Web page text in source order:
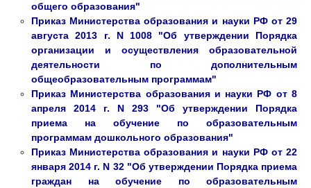
общего образования"
Приказ Министерства образования и науки РФ от 29
августа 2013 г. N 1008 "Об утверждении Порядка
организации и осуществления образовательной
деятельности по дополнительным
общеобразовательным программам"
Приказ Министерства образования и науки РФ от 8
апреля 2014 г. N 293 "Об утверждении Порядка
приема на обучение по образовательным
программам дошкольного образования"
Приказ Министерства образования и науки РФ от 22
января 2014 г. N 32 "Об утверждении Порядка приема
граждан на обучение по образовательным